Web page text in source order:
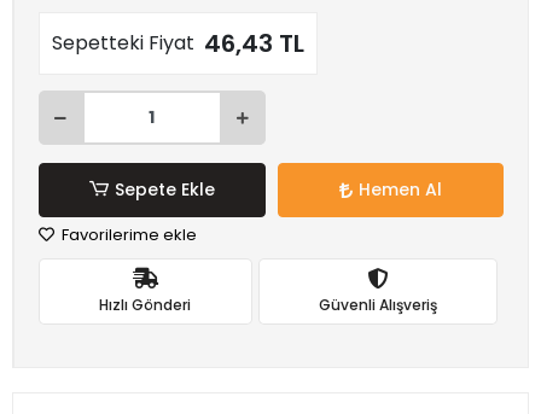
Sepetteki Fiyat 46,43 TL
Sepete Ekle Hemen Al
Favorilerime ekle
Hızlı Gönderi Güvenli Alışveriş